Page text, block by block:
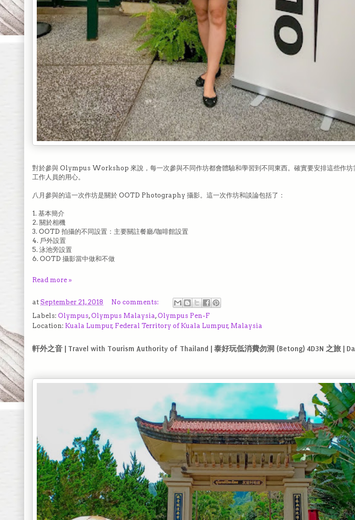
對於參與 Olympus Workshop 來說，每一次參與不同作坊都會體驗和學習到不同東西。確實要安排這些作
工作人員的用心。
八月參與的這一次作坊是關於 OOTD Photography 攝影。這一次作坊和談論包括了：
1. 基本簡介
2. 關於相機
3. OOTD 拍攝的不同設置：主要關註餐廳/咖啡館設置
4. 戶外設置
5. 泳池旁設置
6. OOTD 攝影當中做和不做
Read more »
at September 21, 2018
No comments:
Labels: Olympus,Olympus Malaysia ,Olympus Pen-F
Location: Kuala Lumpur, Federal Territory of Kuala Lumpur, Malaysia
軒外之音 | Travel with Tourism Authority of Thailand | 泰好玩低消費勿洞 (Betong) 4D3N 之旅 |